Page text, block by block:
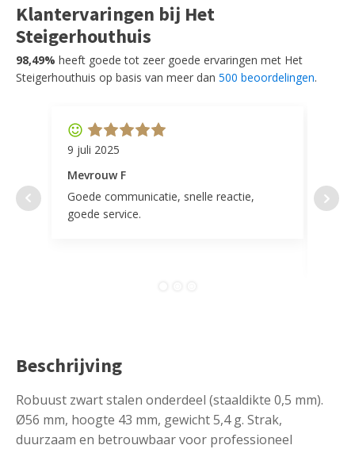
Klantervaringen bij Het
Steigerhouthuis
98,49% heeft goede tot zeer goede ervaringen met Het
Steigerhouthuis op basis van meer dan 500 beoordelingen.
9 juli 2025
Mevrouw F
Goede communicatie, snelle reactie,
goede service.
door
Beschrijving
Robuust zwart stalen onderdeel (staaldikte 0,5 mm).
Ø56 mm, hoogte 43 mm, gewicht 5,4 g. Strak,
duurzaam en betrouwbaar voor professioneel